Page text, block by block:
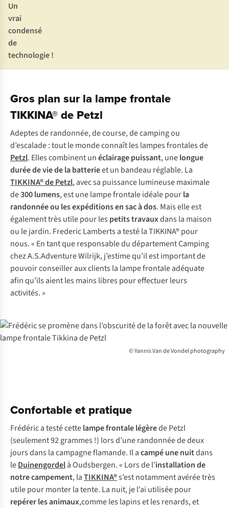
Un
vrai
condensé
de
technologie !
Gros plan sur la lampe frontale
TIKKINA® de Petzl
Adeptes de randonnée, de course, de camping ou
d’escalade : tout le monde connaît les lampes frontales de
Petzl. Elles combinent unéclairage puissant, unelongue
durée de vie de la batterieet un bandeau réglable. La
TIKKINA® de Petzl, avec sa puissance lumineuse maximale
de300 lumens, est une lampe frontale idéale pourla
randonnée ou les expéditions en sac à dos. Mais elle est
également très utile pour les petits travauxdans la maison
ou le jardin. Frederic Lamberts a testé la TIKKINA® pour
nous. « En tant que responsable du département Camping
chez A.S.Adventure Wilrijk, j’estime qu’il est important de
pouvoir conseiller aux clients la lampe frontale adéquate
afin qu’ils aient les mains libres pour effectuer leurs
activités. »
© Yannis Van de Vondel photography
Confortable et pratique
Frédéric a testé cettelampe frontale légèrede Petzl
(seulement 92 grammes !) lors d’une randonnée de deux
jours dans la campagne flamande. Il acampé une nuitdans
leDuinengordelà Oudsbergen. « Lors de l’installation de
notre campement, laTIKKINA®s’est notamment avérée très
utile pour monter la tente. La nuit, je l’ai utilisée pour
repérer les animaux,comme les lapins et les renards, et